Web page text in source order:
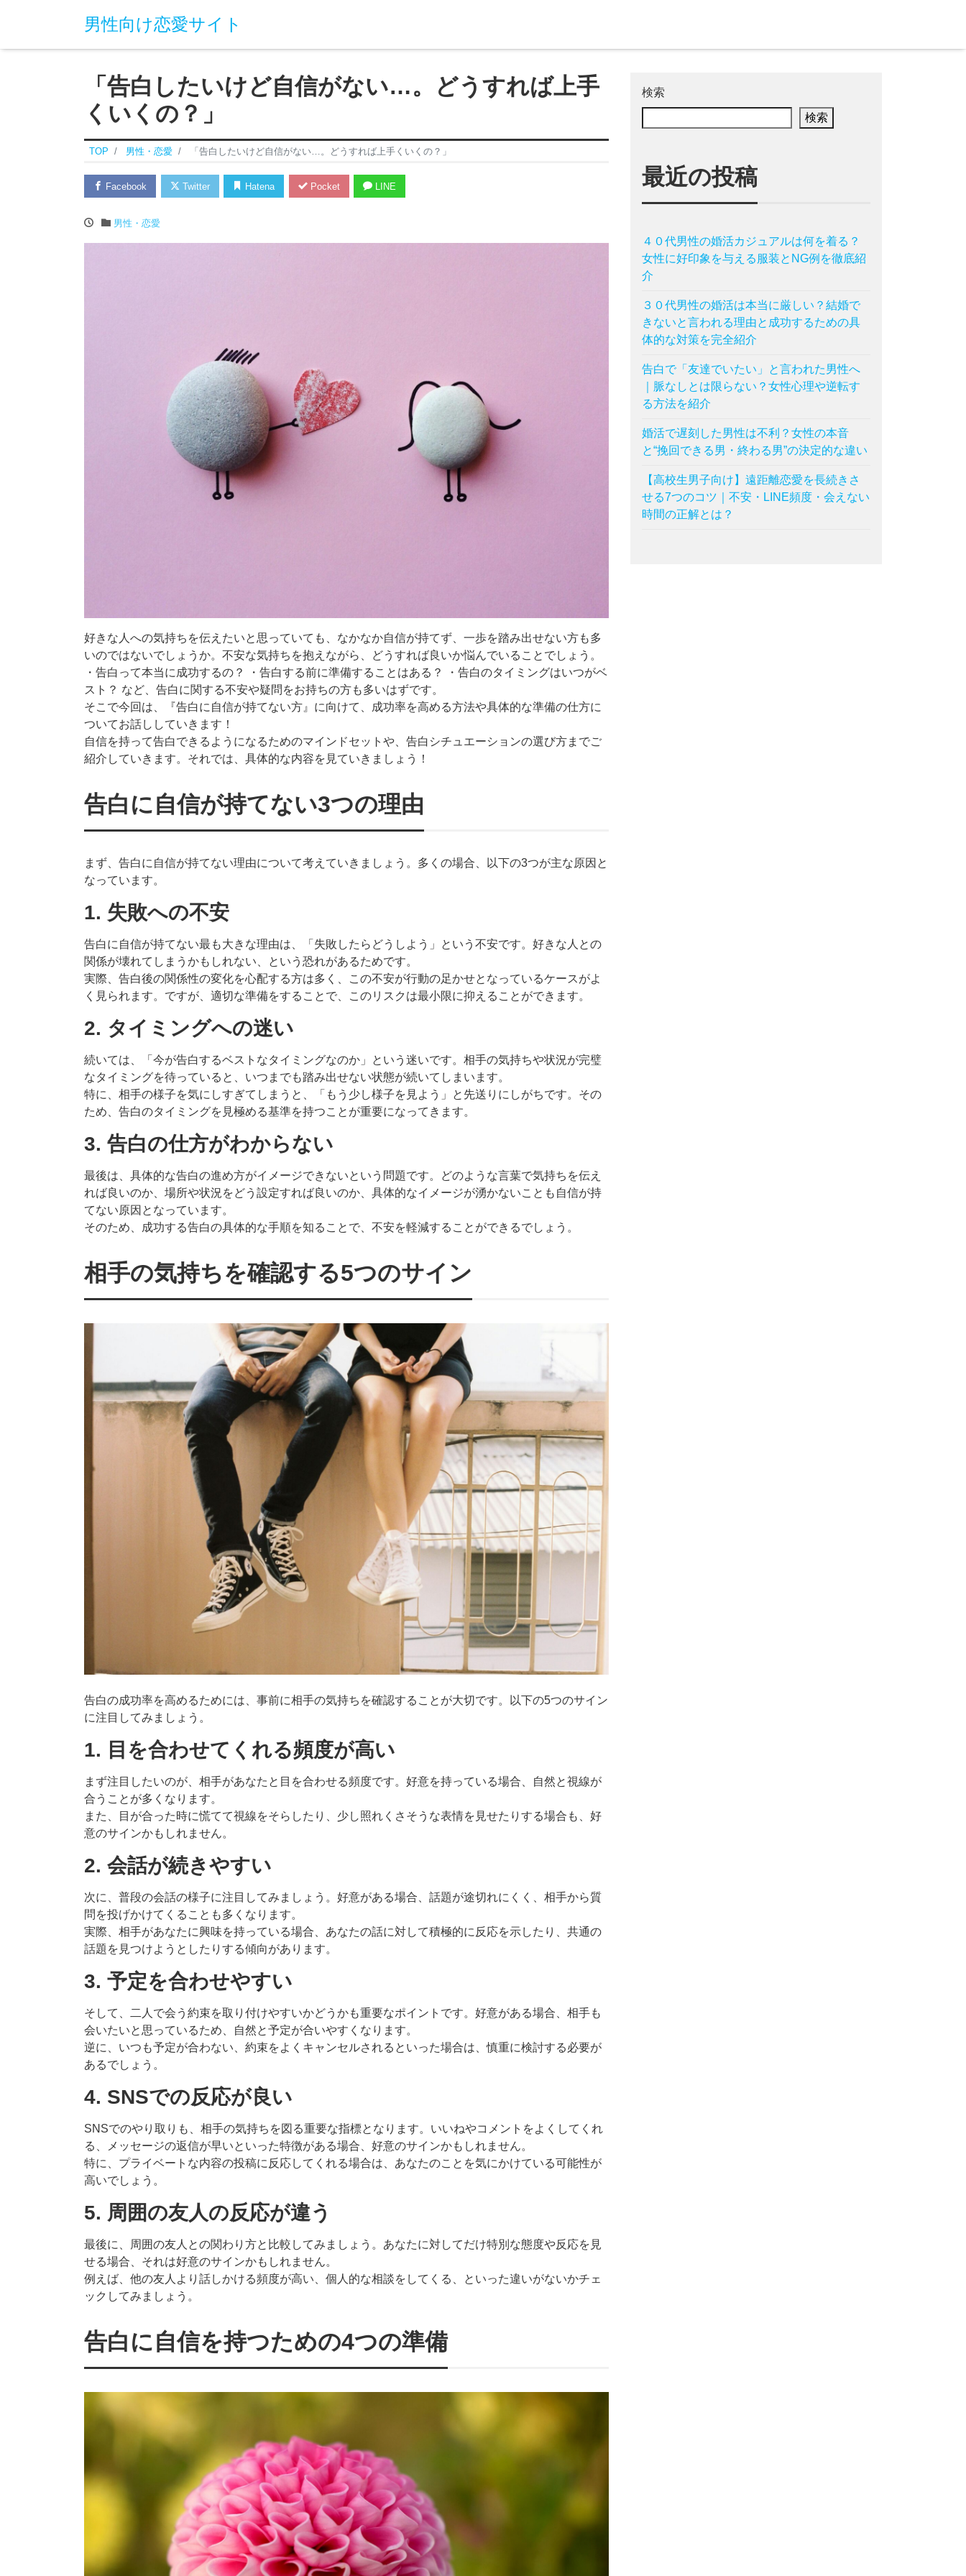
男性向け恋愛サイト
「告白したいけど自信がない…。どうすれば上手
くいくの？」
TOP 男性・恋愛 「告白したいけど自信がない…。どうすれば上手くいくの？」
Facebook Twitter Hatena Pocket LINE
男性・恋愛
好きな人への気持ちを伝えたいと思っていても、なかなか自信が持てず、一歩を踏み出せない方も多
いのではないでしょうか。不安な気持ちを抱えながら、どうすれば良いか悩んでいることでしょう。
・告白って本当に成功するの？ ・告白する前に準備することはある？ ・告白のタイミングはいつがベ
スト？ など、告白に関する不安や疑問をお持ちの方も多いはずです。
そこで今回は、『告白に自信が持てない方』に向けて、成功率を高める方法や具体的な準備の仕方に
ついてお話ししていきます！
自信を持って告白できるようになるためのマインドセットや、告白シチュエーションの選び方までご
紹介していきます。それでは、具体的な内容を見ていきましょう！
告白に自信が持てない3つの理由
まず、告白に自信が持てない理由について考えていきましょう。多くの場合、以下の3つが主な原因と
なっています。
1. 失敗への不安
告白に自信が持てない最も大きな理由は、「失敗したらどうしよう」という不安です。好きな人との
関係が壊れてしまうかもしれない、という恐れがあるためです。
実際、告白後の関係性の変化を心配する方は多く、この不安が行動の足かせとなっているケースがよ
く見られます。ですが、適切な準備をすることで、このリスクは最小限に抑えることができます。
2. タイミングへの迷い
続いては、「今が告白するベストなタイミングなのか」という迷いです。相手の気持ちや状況が完璧
なタイミングを待っていると、いつまでも踏み出せない状態が続いてしまいます。
特に、相手の様子を気にしすぎてしまうと、「もう少し様子を見よう」と先送りにしがちです。その
ため、告白のタイミングを見極める基準を持つことが重要になってきます。
3. 告白の仕方がわからない
最後は、具体的な告白の進め方がイメージできないという問題です。どのような言葉で気持ちを伝え
れば良いのか、場所や状況をどう設定すれば良いのか、具体的なイメージが湧かないことも自信が持
てない原因となっています。
そのため、成功する告白の具体的な手順を知ることで、不安を軽減することができるでしょう。
相手の気持ちを確認する5つのサイン
告白の成功率を高めるためには、事前に相手の気持ちを確認することが大切です。以下の5つのサイン
に注目してみましょう。
1. 目を合わせてくれる頻度が高い
まず注目したいのが、相手があなたと目を合わせる頻度です。好意を持っている場合、自然と視線が
合うことが多くなります。
また、目が合った時に慌てて視線をそらしたり、少し照れくさそうな表情を見せたりする場合も、好
意のサインかもしれません。
2. 会話が続きやすい
次に、普段の会話の様子に注目してみましょう。好意がある場合、話題が途切れにくく、相手から質
問を投げかけてくることも多くなります。
実際、相手があなたに興味を持っている場合、あなたの話に対して積極的に反応を示したり、共通の
話題を見つけようとしたりする傾向があります。
3. 予定を合わせやすい
そして、二人で会う約束を取り付けやすいかどうかも重要なポイントです。好意がある場合、相手も
会いたいと思っているため、自然と予定が合いやすくなります。
逆に、いつも予定が合わない、約束をよくキャンセルされるといった場合は、慎重に検討する必要が
あるでしょう。
4. SNSでの反応が良い
SNSでのやり取りも、相手の気持ちを図る重要な指標となります。いいねやコメントをよくしてくれ
る、メッセージの返信が早いといった特徴がある場合、好意のサインかもしれません。
特に、プライベートな内容の投稿に反応してくれる場合は、あなたのことを気にかけている可能性が
高いでしょう。
5. 周囲の友人の反応が違う
最後に、周囲の友人との関わり方と比較してみましょう。あなたに対してだけ特別な態度や反応を見
せる場合、それは好意のサインかもしれません。
例えば、他の友人より話しかける頻度が高い、個人的な相談をしてくる、といった違いがないかチェ
ックしてみましょう。
告白に自信を持つための4つの準備
検索
検索
最近の投稿
４０代男性の婚活カジュアルは何を着る？
女性に好印象を与える服装とNG例を徹底紹
介
３０代男性の婚活は本当に厳しい？結婚で
きないと言われる理由と成功するための具
体的な対策を完全紹介
告白で「友達でいたい」と言われた男性へ
｜脈なしとは限らない？女性心理や逆転す
る方法を紹介
婚活で遅刻した男性は不利？女性の本音
と“挽回できる男・終わる男”の決定的な違い
【高校生男子向け】遠距離恋愛を長続きさ
せる7つのコツ｜不安・LINE頻度・会えない
時間の正解とは？